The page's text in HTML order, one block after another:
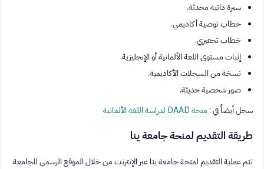
سيرة ذاتية محدثة.
خطاب توصية أكاديمي.
خطاب تحفيزي.
إثبات مستوى اللغة الألمانية أو الإنجليزية.
نسخة من السجلات الأكاديمية.
صور شخصية حديثة.
سجل أيضاً في :منحة DAAD لدراسة اللغة الألمانية
طريقة التقديم لمنحة جامعة ينا
تتم عملية التقديم لمنحة جامعة ينا عبر الإنترنت من خلال الموقع الرسمي للجامعة.